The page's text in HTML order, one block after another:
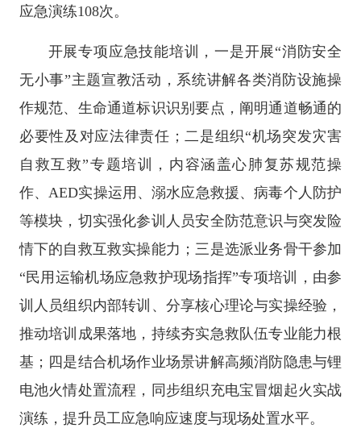
应急演练108次。
开展专项应急技能培训，一是开展“消防安全
无小事”主题宣教活动，系统讲解各类消防设施操
作规范、生命通道标识识别要点，阐明通道畅通的
必要性及对应法律责任；二是组织“机场突发灾害
自救互救”专题培训，内容涵盖心肺复苏规范操
作、AED实操运用、溺水应急救援、病毒个人防护
等模块，切实强化参训人员安全防范意识与突发险
情下的自救互救实操能力；三是选派业务骨干参加
“民用运输机场应急救护现场指挥”专项培训，由参
训人员组织内部转训、分享核心理论与实操经验，
推动培训成果落地，持续夯实急救队伍专业能力根
基；四是结合机场作业场景讲解高频消防隐患与锂
电池火情处置流程，同步组织充电宝冒烟起火实战
演练，提升员工应急响应速度与现场处置水平。